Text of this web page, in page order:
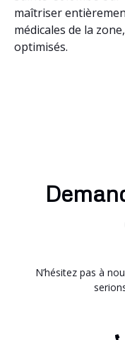
maîtriser
médicales de la
optimisés.
N’hésitez pas à